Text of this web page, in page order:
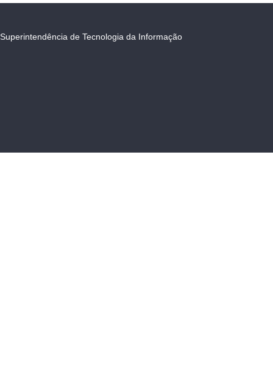
Superintendência de Tecnologia da Informação